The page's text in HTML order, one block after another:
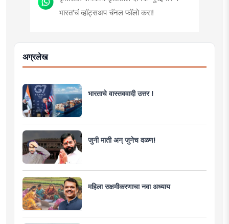
भारत'चं व्हॉट्सअप चॅनल फॉलो करा!
अग्रलेख
भारताचे वास्तववादी उत्तर !
जुनी माती अन् जुनेच वळण!
महिला सक्षमीकरणाचा नवा अध्याय